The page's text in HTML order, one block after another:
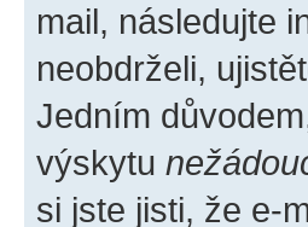
mail, následujte
neobdrželi,
Jedním
výskytu
si jste jisti, že e-